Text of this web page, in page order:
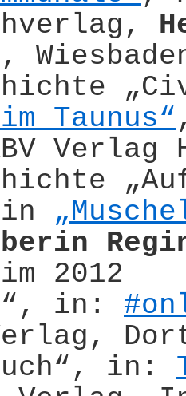
,
Taunus“
Verlag
2012
in:
in: